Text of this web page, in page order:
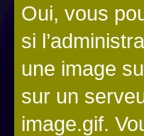
Oui, vous
si
une image
sur un
image.gif.